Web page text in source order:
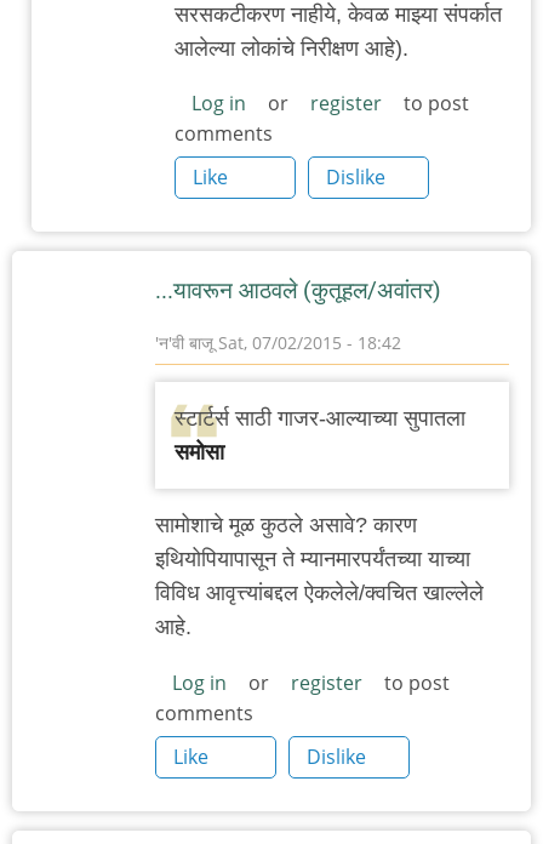
सरसकटीकरण नाहीये, केवळ माझ्या संपर्कात
आलेल्या लोकांचे निरीक्षण आहे).
Log in or register
to post
comments
Like
Dislike
...यावरून आठवले (कुतूहल/अवांतर)
'न'वी बाजूSat, 07/02/2015 - 18:42
स्टार्टर्स साठी गाजर-आल्याच्या सुपातला
समोसा
सामोशाचे मूळ कुठले असावे? कारण
इथियोपियापासून ते म्यानमारपर्यंतच्या याच्या
विविध आवृत्त्यांबद्दल ऐकलेले/क्वचित खाल्लेले
आहे.
Log in or register
to post
comments
Like
Dislike